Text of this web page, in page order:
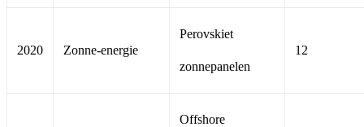
2020 Zonne-energie
Perovskiet
zonnepanelen
12
Offshore